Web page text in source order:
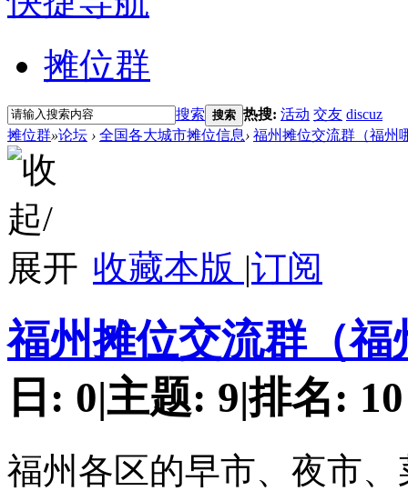
摊位群
搜索 搜索 热搜: 活动 交友 discuz
摊位群»论坛 › 全国各大城市摊位信息› 福州摊位交流群（福州
收藏本版 |订阅
福州摊位交流群（
日: 0|主题: 9|排名: 10
福州各区的早市、夜市